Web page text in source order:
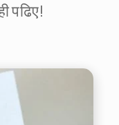
पढिए!